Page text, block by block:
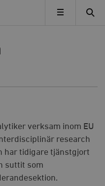
MENY
verksam inom EU
research
har tidigare tjänstgjort
suttit som